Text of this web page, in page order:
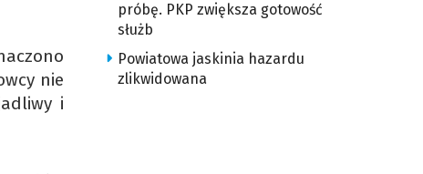
nie
i
próbę. PKP zwiększa gotowość
służb
Powiatowa jaskinia hazardu
zlikwidowana